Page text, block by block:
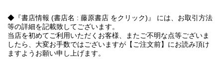
◆『書店情報 (書店名 : 藤原書店 をクリック)』 には、お取引方法
等の詳細を記載致してございます。
当店を初めてご利用いただくお客様、またご不明な点等ございま
したら、大変お手数ではございますが【ご注文前】にお読み頂け
ますようお願い申し上げます。